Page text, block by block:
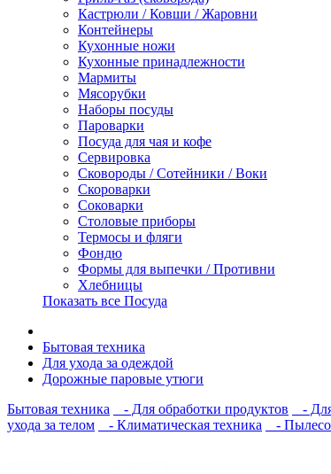
Кастрюли / Ковши / Жаровни
Контейнеры
Кухонные ножи
Кухонные принадлежности
Мармиты
Мясорубки
Наборы посуды
Пароварки
Посуда для чая и кофе
Сервировка
Сковороды / Сотейники / Воки
Скороварки
Соковарки
Столовые приборы
Термосы и фляги
Фондю
Формы для выпечки / Противни
Хлебницы
Показать все Посуда
Бытовая техника
Для ухода за одеждой
Дорожные паровые утюги
Бытовая техника
- Для обработки продуктов -
ухода за телом
- Климатическая техника -